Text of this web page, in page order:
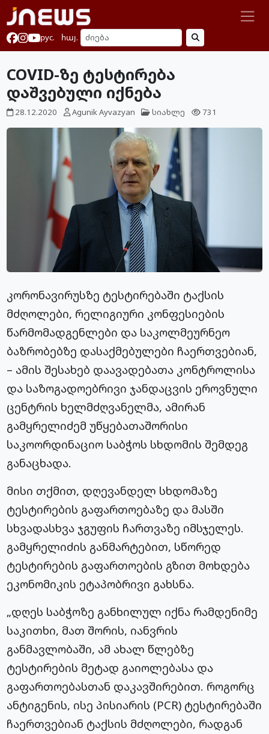
рус. հայ.
COVID-ზე ტესტირება
დაშვებული იქნება
28.12.2020 Agunik Ayvazyan სიახლე 731
კორონავირუსზე ტესტირებაში ტაქსის
მძღოლები, რელიგიური კონფესიების
წარმომადგენლები და საკოლმეურნეო
ბაზრობებზე დასაქმებულები ჩაერთვებიან,
– ამის შესახებ დაავადებათა კონტროლისა
და საზოგადოებრივი ჯანდაცვის ეროვნული
ცენტრის ხელმძღვანელმა, ამირან
გამყრელიძემ უწყებათაშორისი
საკოორდინაციო საბჭოს სხდომის შემდეგ
განაცხადა.
მისი თქმით, დღევანდელ სხდომაზე
ტესტირების გაფართოებაზე და მასში
სხვადასხვა ჯგუფის ჩართვაზე იმსჯელეს.
გამყრელიძის განმარტებით, სწორედ
ტესტირების გაფართოების გზით მოხდება
ეკონომიკის ეტაპობრივი გახსნა.
„დღეს საბჭოზე განხილულ იქნა რამდენიმე
საკითხი, მათ შორის, იანვრის
განმავლობაში, ამ ახალ წლებზე
ტესტირების მეტად გაიოლებასა და
გაფართოებასთან დაკავშირებით. როგორც
ანტიგენის, ისე პისიარის (PCR) ტესტირებაში
ჩაერთვებიან ტაქსის მძღოლები, რადგან